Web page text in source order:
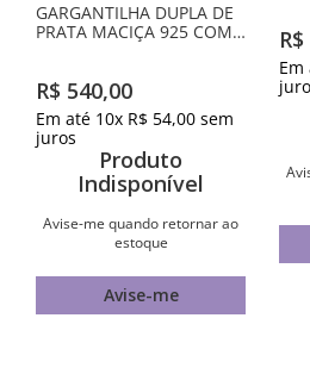
GARGANTILHA DUPLA DE
PRATA MACIÇA 925 COM
BANHADOS A OURO 18K
COM ZIRCÔNIA
R$ 540,00
Em até 10x R$ 54,00 sem
juros
Produto
Indisponível
Avise-me quando retornar ao
estoque
Avise-me
R$
Em